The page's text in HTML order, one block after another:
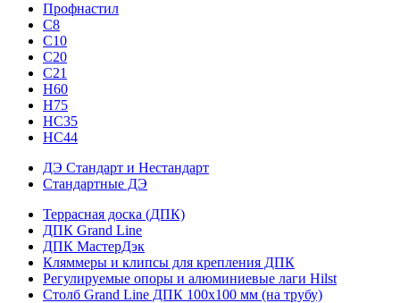
Профнастил
С8
С10
С20
С21
H60
H75
HС35
НС44
ДЭ Стандарт и Нестандарт
Стандартные ДЭ
Террасная доска (ДПК)
ДПК Grand Line
ДПК МастерДэк
Кляммеры и клипсы для крепления ДПК
Регулируемые опоры и алюминиевые лаги Hilst
Столб Grand Line ДПК 100х100 мм (на трубу)